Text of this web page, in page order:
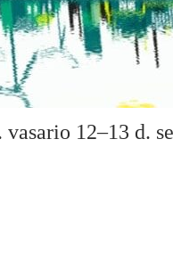
12–13 d.